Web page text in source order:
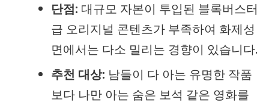
단점: 대규모 자본이 투입된 블록버스터
급 오리지널 콘텐츠가 부족하여 화제성
면에서는 다소 밀리는 경향이 있습니다.
추천 대상: 남들이 다 아는 유명한 작품
보다 나만 아는 숨은 보석 같은 영화를